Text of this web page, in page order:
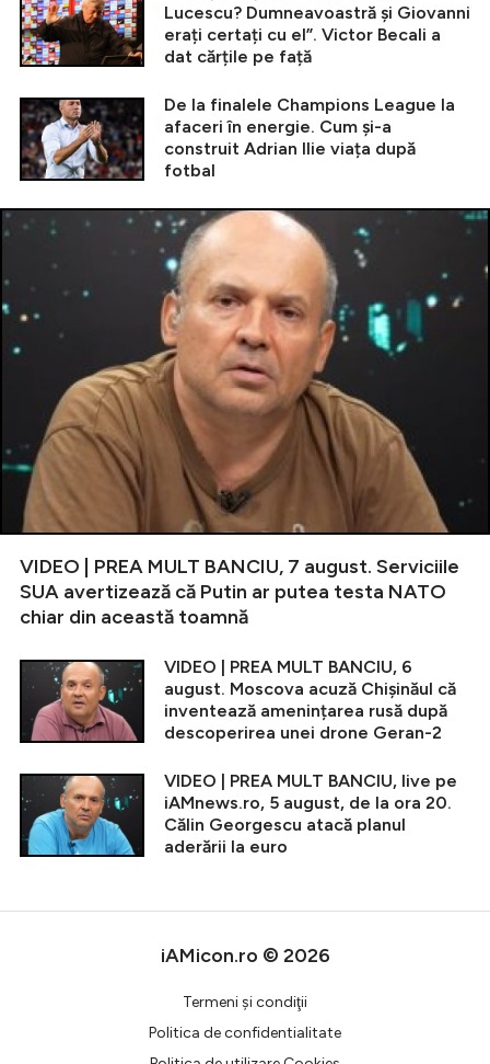
Lucescu? Dumneavoastră și Giovanni
erați certați cu el”. Victor Becali a
dat cărțile pe față
De la finalele Champions League la
afaceri în energie. Cum și-a
construit Adrian Ilie viața după
fotbal
VIDEO | PREA MULT BANCIU, 7 august. Serviciile
SUA avertizează că Putin ar putea testa NATO
chiar din această toamnă
VIDEO | PREA MULT BANCIU, 6
august. Moscova acuză Chișinăul că
inventează amenințarea rusă după
descoperirea unei drone Geran-2
VIDEO | PREA MULT BANCIU, live pe
iAMnews.ro, 5 august, de la ora 20.
Călin Georgescu atacă planul
aderării la euro
iAMicon.ro © 2026
Termeni şi condiţii
Politica de confidentialitate